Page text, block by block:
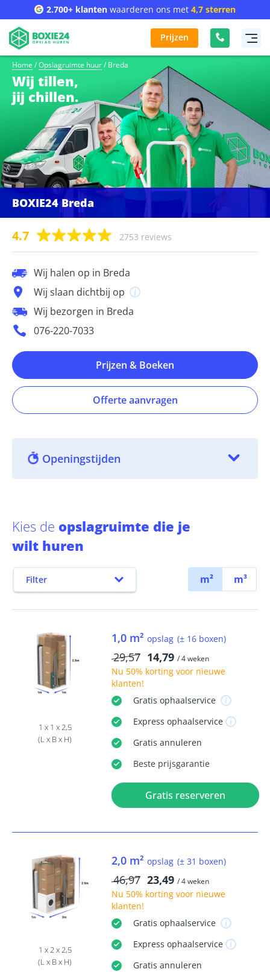
2.700+ klanten waarderen ons met 4,7 sterren
Prijzen
Home / Opslagruimte huur/ Breda
Wij tillen,
jij chillen.
BOXIE24 Breda
4.7 2753 reviews
Wij halen op in Breda
Wij slaan dichtbij op
Wij bezorgen in Breda
076-220-7033
Prijzen & Boeken
Offerte aanvragen
Openingstijden
Kies de opslagruimte die je
wilt huren
Filter m² m³
1 x 1 x 2,5
(L x B x H)
1,0 m² opslag (± 16 boxen)
29,57 14,79 / 4 weken
Nu 50% kortingvoor nieuwe
klanten!
Gratis ophaalservice
Express ophaalservice
Gratis annuleren
Beste prijsgarantie
Gratis reserveren
1 x 2 x 2,5
(L x B x H)
2,0 m² opslag (± 31 boxen)
46,97 23,49 / 4 weken
Nu 50% kortingvoor nieuwe
klanten!
Gratis ophaalservice
Express ophaalservice
Gratis annuleren